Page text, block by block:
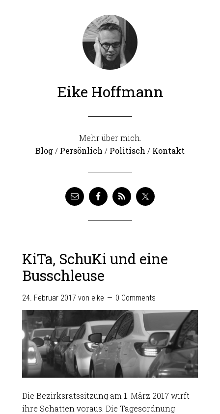
Eike Hoffmann
Mehr über mich.
Blog/ Persönlich / Politisch / Kontakt
KiTa, SchuKi und eine
Busschleuse
24. Februar 2017 von eike 0 Comments
Die Bezirksratssitzung am 1. März 2017 wirft
ihre Schatten voraus. Die Tagesordnung